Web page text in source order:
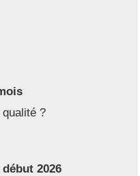
?
2026